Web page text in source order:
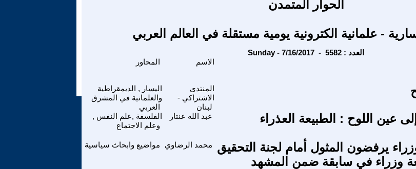
الحوار المتمدن
- علمانية الكترونية يومية مستقلة في العالم العربي
Sunday - 7/16/2017 - العدد : 5582
الاسم
اليسار , الديمقراطية
والعلمانية في المشرق
العربي
المنتدى
الاشتراكي -
لبنان
الفلسفة ,علم النفس ,
وعلم الاجتماع
عبد الله عنتار
عين اللوح : الطبيعة العذراء
مواضيع وابحاث سياسية محمد الرضاوي
يرفضون المثول أمام لجنة التحقيق
وزراء في سابقة ضمن المشهد